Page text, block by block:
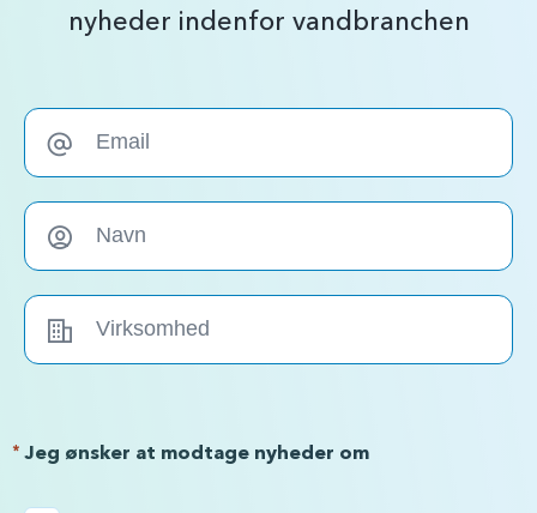
nyheder indenfor vandbranchen
Jeg ønsker at modtage nyheder om
*